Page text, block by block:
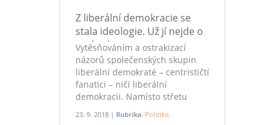
Z liberální demokracie se
stala ideologie. Už jí nejde o
svobodu
Vytěsňováním a ostrakizací
názorů společenských skupin
liberální demokraté – centrističtí
fanatici – ničí liberální
demokracii. Namísto střetu
názorů prosazují jediný správný
názor, čímž nás postupně
23. 9. 2018 | Rubrika: Politika